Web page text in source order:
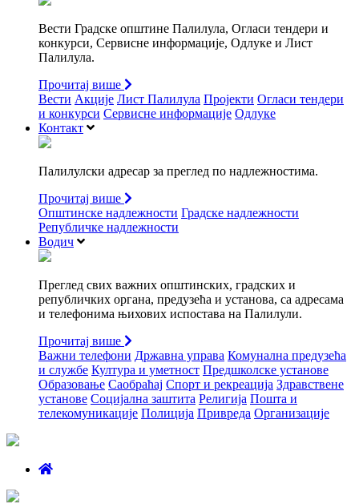
Вести Градске општине Палилула, Огласи тендери и
конкурси, Сервисне информације, Одлуке и Лист
Палилула.
Прочитај више
Вести Акције Лист Палилула Пројекти Огласи тендери
и конкурси Сервисне информације Одлуке
Контакт
Палилулски адресар за преглед по надлежностима.
Прочитај више
Општинске надлежности Градске надлежности
Републичке надлежности
Водич
Преглед свих важних општинских, градских и
републичких органа, предузећа и установа, са адресама
и телефонима њихових испостава на Палилули.
Прочитај више
Важни телефони Државна управа Комунална предузећа
и службе Култура и уметност Предшколске установе
Образовање Саобраћај Спорт и рекреација Здравствене
установе Социјална заштита Религија Пошта и
телекомуникације Полиција Привреда Организације